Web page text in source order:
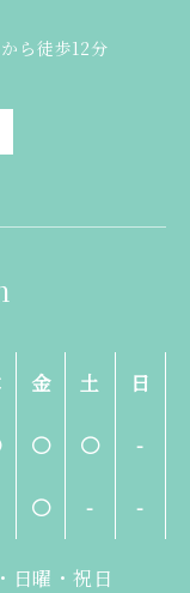
ら徒歩12分
金 土 日
〇 〇 -
〇 - -
日曜・祝日